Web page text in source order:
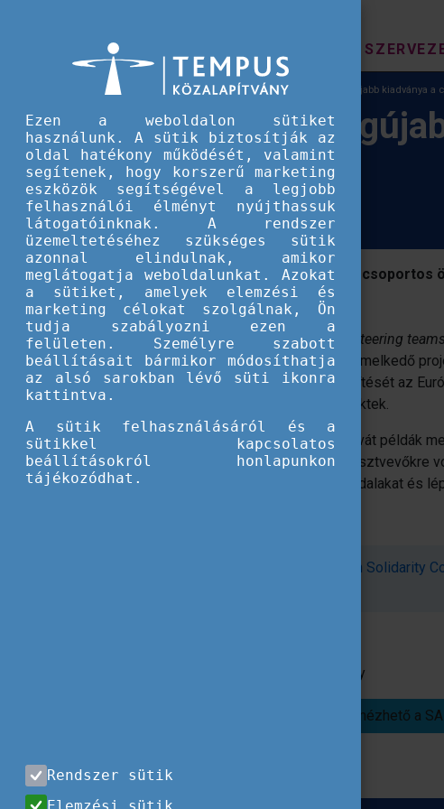
Európai Szolidaritási Testület A SALTO ESC legújabb kiadványa
A SALTO ESC
fókuszál
A kézikönyvből megtudhatjuk, hogy a
a társadalmi befogadást.
A SALTO Europan Solidarity CorpsVolunteering
potential in practicekiadványából hat kiemelkedő
segítik elő a társadalmi befogadás erősítését az
megvalósított csoportos önkéntes projektek.
A cseh, német, osztrák, koszovói és horvát példák
a kevesebb lehetőséggel rendelkező résztvevőkre
projektmegvalósításhoz hasznos weboldalakat és
A "Volunteering teams in the European Solidarity
, amely
online visszanézhető a
Ezen a weboldalon sütiket
használunk. A sütik biztosítják az
oldal hatékony működését, valamint
segítenek, hogy korszerű marketing
eszközök segítségével a legjobb
felhasználói élményt nyújthassuk
látogatóinknak. A rendszer
üzemeltetéséhez szükséges sütik
azonnal elindulnak, amikor
meglátogatja weboldalunkat. Azokat
a sütiket, amelyek elemzési és
marketing célokat szolgálnak, Ön
tudja szabályozni ezen a
felületen. Személyre szabott
beállításait bármikor módosíthatja
az alsó sarokban lévő süti ikonra
kattintva.
A sütik felhasználásáról és a
sütikkel kapcsolatos
beállításokról honlapunkon
tájékozódhat.
Rendszer sütik